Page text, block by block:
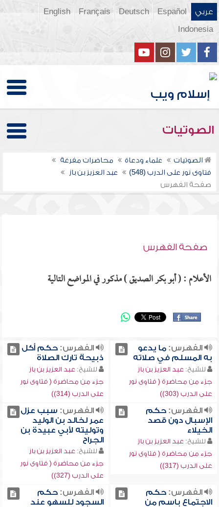
عربي Español
Deutsch
Français
English
Indonesia
الصوتيات
الصوتيات علماء ودعاة
محاضرات مفرغة
فتاوى نور على الدرب (548)
عبد العزيز بن باز
صفحة الفهرس
صفحة الفهرس
الأعلام : ( أبو بكر الصديق ) مذكور في المواضع التالية
الفهرس:ما يدعو
به المسلم في صلاته
للشيخ: عبد العزيز بن باز
جزء من محاضرة ( فتاوى نور
على الدرب (303))
الفهرس:حكم أكل
ذبيحة تارك الصلاة
للشيخ: عبد العزيز بن باز
جزء من محاضرة ( فتاوى نور
على الدرب (314))
الفهرس:حكم
الإسبال دون قصد
الخيلاء
للشيخ: عبد العزيز بن باز
جزء من محاضرة ( فتاوى نور
على الدرب (317))
الفهرس: سبب عزل
عمر لخالد بن الوليد
وتوليته لأبي عبيدة بن
الجراح
للشيخ: عبد العزيز بن باز
جزء من محاضرة ( فتاوى نور
على الدرب (327))
الفهرس:حكم
الاجتماع باسم من
الفهرس:حكم
السجود للسهو عند